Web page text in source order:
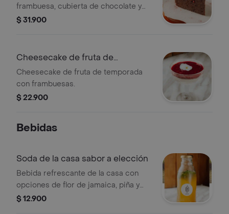
frambuesa, cubierta de chocolate y
grageas verdes.
$ 31.900
Cheesecake de fruta de
temporada
Cheesecake de fruta de temporada
con frambuesas.
$ 22.900
Bebidas
Soda de la casa sabor a elección
Bebida refrescante de la casa con
opciones de flor de jamaica, piña y
hierbabuena, lulo y limón mandarino,
$ 12.900